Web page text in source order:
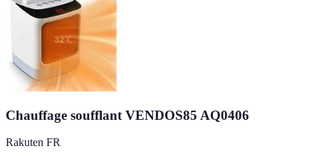
Chauffage soufflant VENDOS85 AQ0406
Rakuten FR